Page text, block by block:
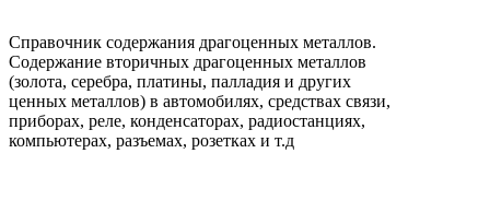
Справочник содержания драгоценных металлов.
Содержание вторичных драгоценных металлов
(золота, серебра, платины, палладия и других
ценных металлов) в автомобилях, средствах связи,
приборах, реле, конденсаторах, радиостанциях,
компьютерах, разъемах, розетках и т.д